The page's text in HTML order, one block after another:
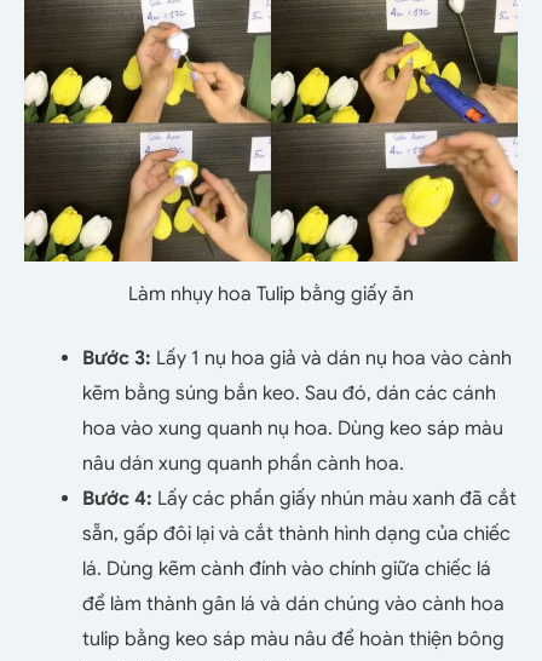
Làm nhụy hoa Tulip bằng giấy ăn
Bước 3: Lấy 1 nụ hoa giả và dán nụ hoa vào cành
kẽm bằng súng bắn keo. Sau đó, dán các cánh
hoa vào xung quanh nụ hoa. Dùng keo sáp màu
nâu dán xung quanh phần cành hoa.
Bước 4: Lấy các phần giấy nhún màu xanh đã cắt
sẵn, gấp đôi lại và cắt thành hình dạng của chiếc
lá. Dùng kẽm cành đính vào chính giữa chiếc lá
để làm thành gân lá và dán chúng vào cành hoa
tulip bằng keo sáp màu nâu để hoàn thiện bông